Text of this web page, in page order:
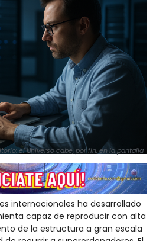
el Universo cabe, por fin, en la pantalla
internacionales ha desarrollado
capaz de reproducir con alta
de la estructura a gran escala